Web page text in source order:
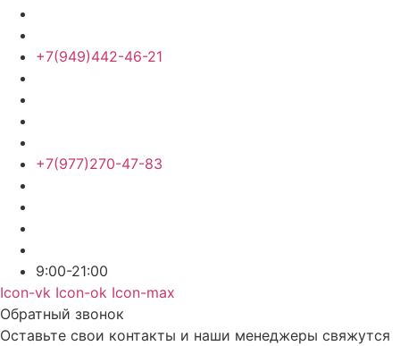
+7(949)442-46-21
+7(977)270-47-83
9:00-21:00
Icon-vk Icon-ok Icon-max
Обратный звонок
Оставьте свои контакты и наши менеджеры свяжутся